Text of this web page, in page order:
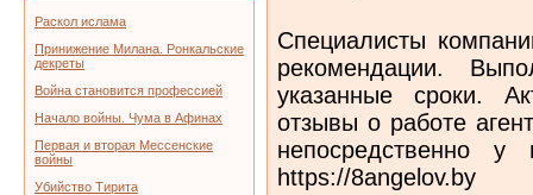
Раскол ислама
Принижение Милана. Ронкальские
декреты
Война становится профессией
Начало войны. Чума в Афинах
Первая и вторая Мессенские
войны
Убийство Тирита
Специалисты
рекомендации.
указанные сроки.
отзывы о работе
непосредственно
https://8angelov.by